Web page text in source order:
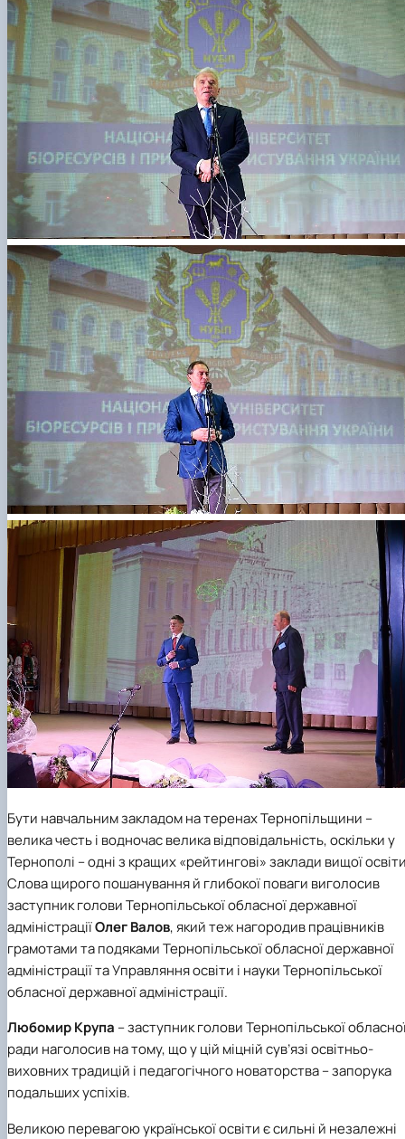
Бути навчальним закладом на теренах Тернопільщини –
велика честь і водночас велика відповідальність, оскільки у
Тернополі – одні з кращих «рейтингові» заклади вищої
Слова щирого пошанування й глибокої поваги виголосив
заступник голови Тернопільської обласної державної
адміністраціїОлег Валов, який теж нагородив працівників
грамотами та подяками Тернопільської обласної державної
адміністрації та Управляння освіти і науки Тернопільської
обласної державної адміністрації.
Любомир Крупа – заступник голови Тернопільської
ради наголосив на тому, що у цій міцній сув’язі освітньо-
виховних традицій і педагогічного новаторства – запорука
подальших успіхів.
Великою перевагою української освіти є сильні й незалежні